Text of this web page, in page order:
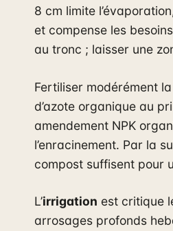
8 cm limite
et compense les
au tronc ; laisser une
Fertiliser modérément
d’azote organique au
amendement NPK
l’enracinement. Par la
compost suffisent pour
L’irrigation est critique
arrosages profonds